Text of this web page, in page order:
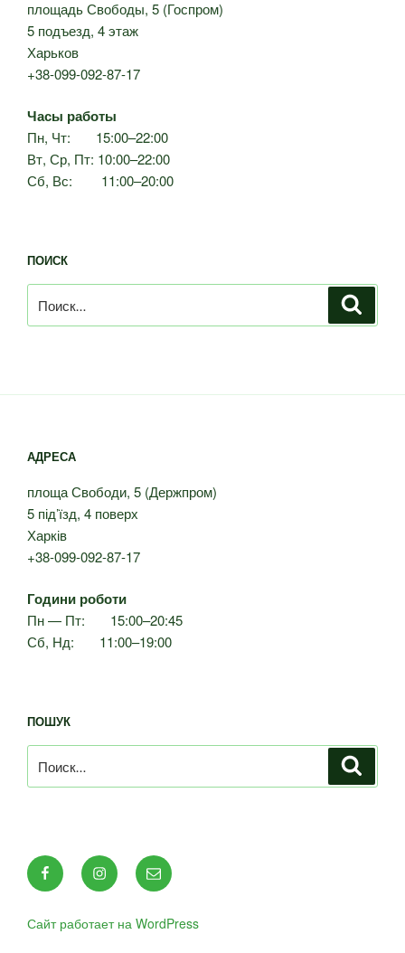
площадь Свободы, 5 (Госпром)
5 подъезд, 4 этаж
Харьков
+38-099-092-87-17
Часы работы
Пн, Чт: 15:00–22:00
Вт, Ср, Пт: 10:00–22:00
Сб, Вс: 11:00–20:00
ПОИСК
АДРЕСА
площа Свободи, 5 (Держпром)
5 під’їзд, 4 поверх
Харків
+38-099-092-87-17
Години роботи
Пн — Пт: 15:00–20:45
Сб, Нд: 11:00–19:00
ПОШУК
FacebookInstagramE-
mail
Сайт работает на WordPress